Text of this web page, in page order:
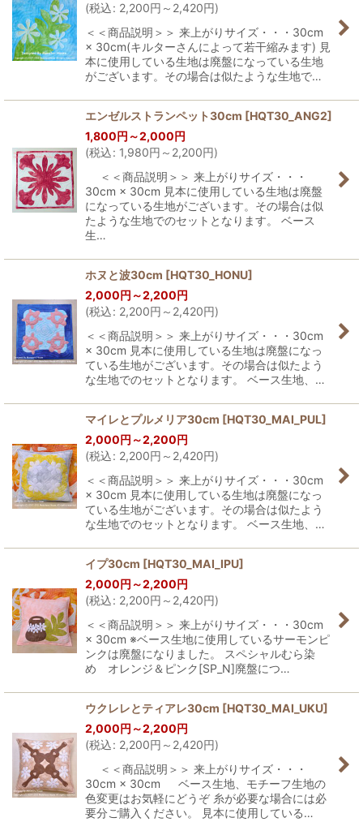
(税込: 2,200円 ～2,420円)
＜＜商品説明＞＞ 来上がりサイズ・・・30cm
× 30cm(キルターさんによって若干縮みます) 見
本に使用している生地は廃盤になっている生地
がございます。その場合は似たような生地で…
エンゼルストランペット30cm [HQT30_ANG2]
1,800円 ～2,000円
(税込: 1,980円 ～2,200円)
＜＜商品説明＞＞ 来上がりサイズ・・・
30cm × 30cm 見本に使用している生地は廃盤
になっている生地がございます。その場合は似
たような生地でのセットとなります。 ベース
生…
ホヌと波30cm [HQT30_HONU]
2,000円 ～2,200円
(税込: 2,200円 ～2,420円)
＜＜商品説明＞＞ 来上がりサイズ・・・30cm
× 30cm 見本に使用している生地は廃盤になっ
ている生地がございます。その場合は似たよう
な生地でのセットとなります。 ベース生地、…
マイレとプルメリア30cm [HQT30_MAI_PUL]
2,000円 ～2,200円
(税込: 2,200円 ～2,420円)
＜＜商品説明＞＞ 来上がりサイズ・・・30cm
× 30cm 見本に使用している生地は廃盤になっ
ている生地がございます。その場合は似たよう
な生地でのセットとなります。 ベース生地、…
イプ30cm [HQT30_MAI_IPU]
2,000円 ～2,200円
(税込: 2,200円 ～2,420円)
＜＜商品説明＞＞ 来上がりサイズ・・・30cm
× 30cm ※ベース生地に使用しているサーモンピ
ンクは廃盤になりました。 スペシャルむら染
め オレンジ＆ピンク[SP_N]廃盤につ…
ウクレレとティアレ30cm [HQT30_MAI_UKU]
2,000円 ～2,200円
(税込: 2,200円 ～2,420円)
＜＜商品説明＞＞ 来上がりサイズ・・・
30cm × 30cm ベース生地、モチーフ生地の
色変更はお気軽にどうぞ 糸が必要な場合には必
要分ご購入ください。 見本に使用している…